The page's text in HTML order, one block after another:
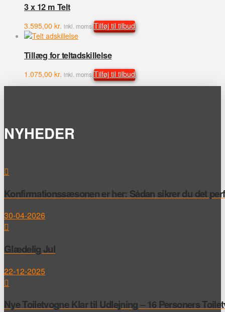
3 x 12 m Telt
3.595,00 kr. inkl. moms Tilføj til tilbud
Tillæg for teltadskillelse
1.075,00 kr. inkl. moms Tilføj til tilbud
NYHEDER
Konfirmationssæsonen er her: Sådan sikrer du det
30-04-2026
Glædelig Jul
22-12-2025
Nye Toiletvogne Klar til Udlejning – 16 Personers